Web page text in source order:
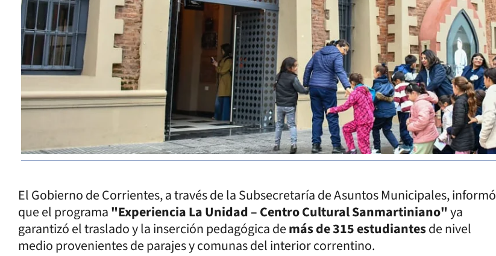
El Gobierno de Corrientes, a través de la Subsecretaría de Asuntos Municipales, informó
que el programa"Experiencia La Unidad – Centro Cultural Sanmartiniano"ya
garantizó el traslado y la inserción pedagógica demás de 315 estudiantesde nivel
medio provenientes de parajes y comunas del interior correntino.